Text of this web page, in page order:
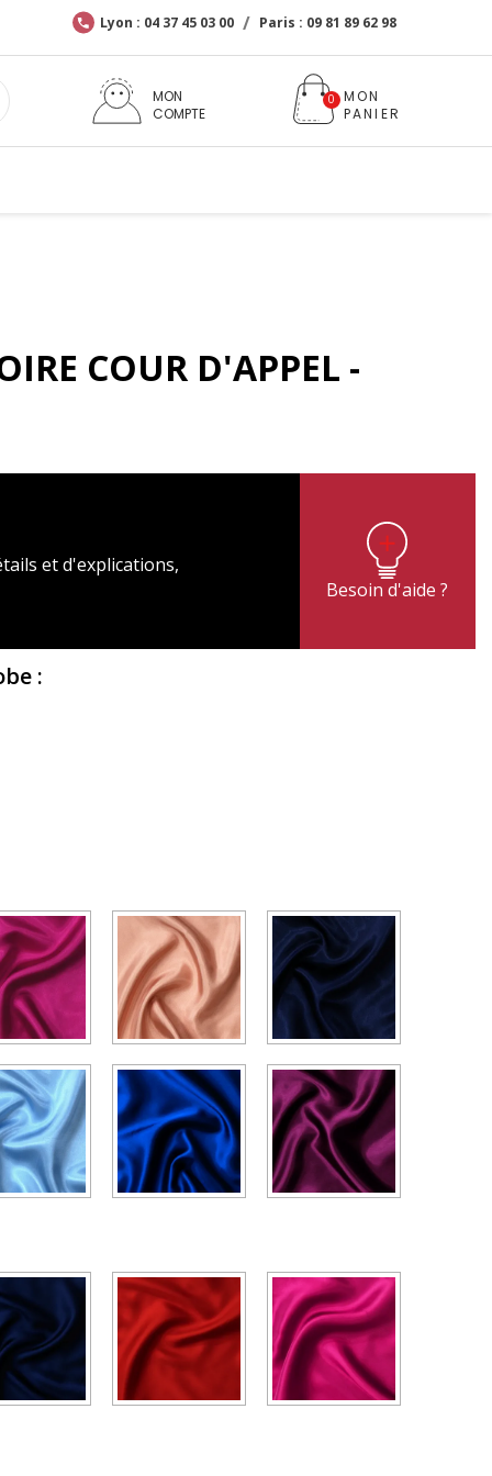
Lyon : 04 37 45 03 00 Paris : 09 81 89 62 98
MON
COMPTE
COUR D'APPEL -
et d'explications,
Besoin d'aide ?
: